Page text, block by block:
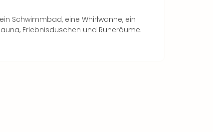
Schwimmbad, eine Whirlwanne, ein
Erlebnisduschen und Ruheräume.